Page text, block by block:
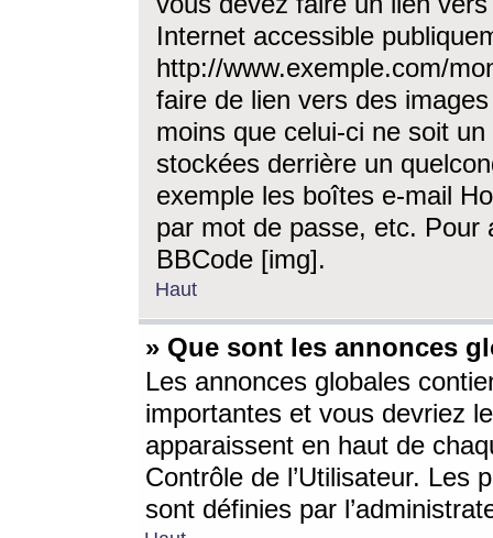
Internet accessible
http://www.exemple.com/
faire de lien vers des
moins que celui-ci ne soit
stockées derrière un
exemple les boîtes e-mail
par mot de passe, etc. Pour
BBCode [img].
Haut
» Que sont les annonces
Les annonces globales
importantes et vous devriez
apparaissent en haut de
Contrôle de l’Utilisateur. Les
sont définies par